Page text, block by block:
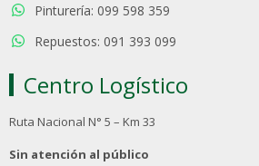
Pinturería: 099 598 359
Repuestos: 091 393 099
Centro Logístico
Ruta Nacional N° 5 – Km 33
Sin atención al público